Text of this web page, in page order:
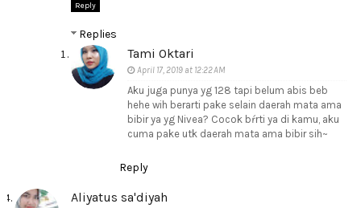
Reply
Replies
Tami Oktari
April 17, 2019 at 12:22 AM
Aku juga punya yg 128 tapi belum abis beb
hehe wih berarti pake selain daerah mata ama
bibir ya yg Nivea? Cocok bŕrti ya di kamu, aku
cuma pake utk daerah mata ama bibir sih~
Reply
Aliyatus sa'diyah